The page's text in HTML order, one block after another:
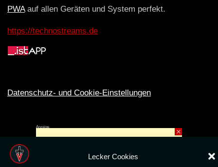
Lecker Cookies
PWAauf allen Geräten und System perfekt.
https://technostreams.de
Datenschutz- und Cookie-Einstellungen
Rechte ins All © 2024. Erstellt mit
NUTZUNG
Anzeige
×